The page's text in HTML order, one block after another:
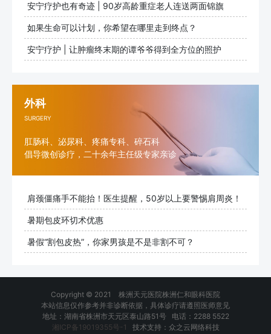
安宁疗护也有奇迹 | 90岁高龄重症老人连送两面锦旗
如果生命可以计划，你希望在哪里走到终点？
​安宁疗护 | 让肿瘤终末期的谭爷爷得到全方位的照护
外科
SURGERY
肛肠科、泌尿科、疼痛专科、碎石科
倡导微创诊疗，二十余年主任级专家亲诊
肩颈僵痛手不能抬！医生提醒，50岁以上要警惕肩周炎！
暑期包皮环切术优惠
暑假“割包皮热”，你家男孩是不是非割不可？
Copyright © 2021 株洲天元医院株洲仁和眼科医院
本站信息仅作参考并非诊断依据，具体诊疗请遵照医师意见
地址：湖南省株洲市天元区泰山路51号 电话：2288 5522
湘ICP备19019355号-1 技术支持：众之云网络科技